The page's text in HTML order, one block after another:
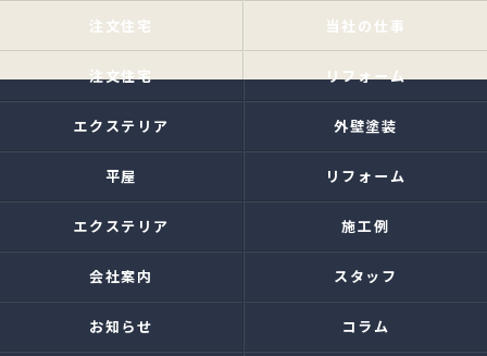
注文住宅 当社の仕事
注文住宅 リフォーム
エクステリア 外壁塗装
平屋 リフォーム
エクステリア 施工例
会社案内 スタッフ
お知らせ コラム